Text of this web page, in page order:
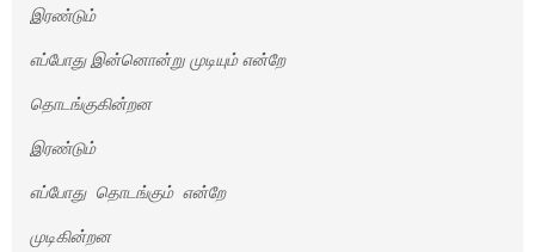
இரண்டும்
எப்போது இன்னொன்று முடியும் என்றே
தொடங்குகின்றன
இரண்டும்
எப்போது தொடங்கும் என்றே
முடிகின்றன